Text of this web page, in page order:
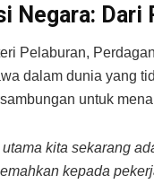
Negara: Dari
Pelaburan,
dalam dunia yang
untuk
utama kita sekarang
kepada